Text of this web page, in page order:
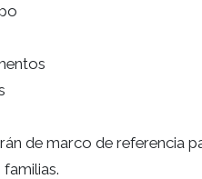
de marco de referencia